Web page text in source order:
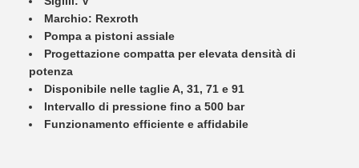
Marchio: Rexroth
Pompa a pistoni assiale
Progettazione compatta per elevata densità di
potenza
Disponibile nelle taglie A, 31, 71 e 91
Intervallo di pressione fino a 500 bar
Funzionamento efficiente e affidabile